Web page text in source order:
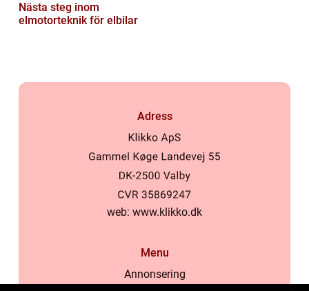
Nästa steg inom
elmotorteknik för elbilar
Adress
web: www.klikko.dk
Menu
Annonsering